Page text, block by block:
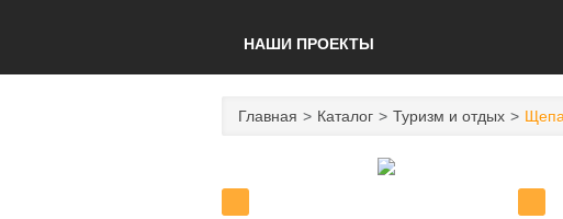
НАШИ ПРОЕКТЫ
Главная Каталог Туризм и отдых